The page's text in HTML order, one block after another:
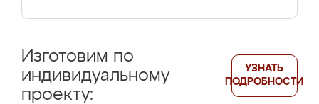
Изготовим по
индивидуальному
проекту:
УЗНАТЬ
ПОДРОБНОСТИ